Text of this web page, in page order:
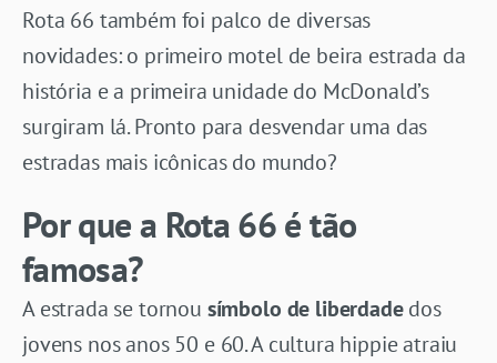
Rota 66 também foi palco de diversas
novidades: o primeiro motel de beira estrada da
história e a primeira unidade do McDonald’s
surgiram lá. Pronto para desvendar uma das
estradas mais icônicas do mundo?
Por que a Rota 66 é tão
famosa?
A estrada se tornou símbolo de liberdadedos
jovens nos anos 50 e 60. A cultura hippie atraiu